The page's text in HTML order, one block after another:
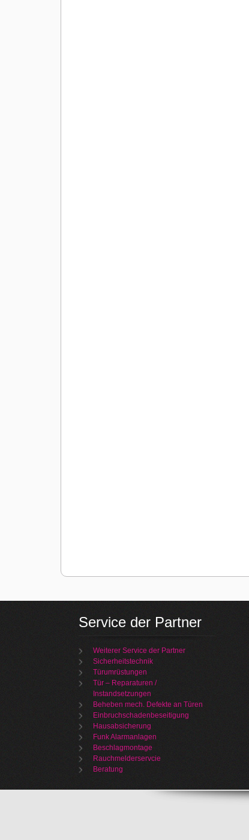
Service der Partner
Weiterer Service der Partner
Sicherheitstechnik
Türumrüstungen
Tür – Reparaturen /
Instandsetzungen
Beheben mech. Defekte an Türen
Einbruchschadenbeseitigung
Hausabsicherung
Funk Alarmanlagen
Beschlagmontage
Rauchmelderservcie
Beratung